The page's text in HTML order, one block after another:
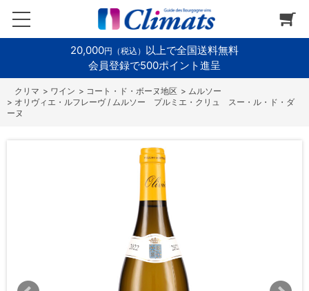
20,000円（税込） 以上で全国送料無料
会員登録で500ポイント進呈
> ワイン > コート・ド・ボーヌ地区 > ムルソー
> オリヴィエ・ルフレーヴ / ムルソー プルミエ・クリュ スー・ル・ド・ダ
ーヌ